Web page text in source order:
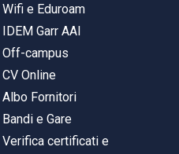
Wifi e Eduroam
IDEM Garr AAI
Off-campus
CV Online
Albo Fornitori
Bandi e Gare
Verifica certificati e